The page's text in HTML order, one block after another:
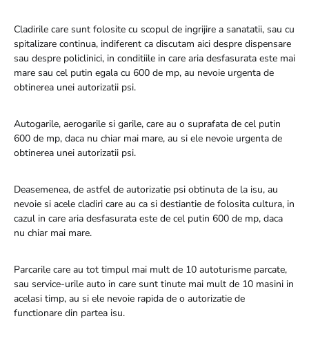
Cladirile care sunt folosite cu scopul de ingrijire a sanatatii, sau cu
spitalizare continua, indiferent ca discutam aici despre dispensare
sau despre policlinici, in conditiile in care aria desfasurata este mai
mare sau cel putin egala cu 600 de mp, au nevoie urgenta de
obtinerea unei autorizatii psi.
Autogarile, aerogarile si garile, care au o suprafata de cel putin
600 de mp, daca nu chiar mai mare, au si ele nevoie urgenta de
obtinerea unei autorizatii psi.
Deasemenea, de astfel de autorizatie psi obtinuta de la isu, au
nevoie si acele cladiri care au ca si destiantie de folosita cultura, in
cazul in care aria desfasurata este de cel putin 600 de mp, daca
nu chiar mai mare.
Parcarile care au tot timpul mai mult de 10 autoturisme parcate,
sau service-urile auto in care sunt tinute mai mult de 10 masini in
acelasi timp, au si ele nevoie rapida de o autorizatie de
functionare din partea isu.